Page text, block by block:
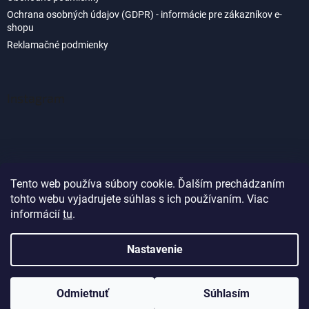
Tento web používa súbory cookie. Ďalším prechádzaním
tohto webu vyjadrujete súhlas s ich používaním. Viac
informácií tu.
Nastavenie
Odmietnuť Súhlasím
Ochrana osobných údajov (GDPR) - informácie pre zákazníkov e-
shopu
Reklamačné podmienky
Sledovať na Instagrame
Vytvoril Shoptet
Copyright 2026Akvaland.sk . Všetky práva vyhradené.